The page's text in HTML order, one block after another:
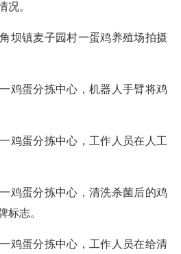
况。
坝镇麦子园村一蛋鸡养殖场拍摄
鸡蛋分拣中心，机器人手臂将鸡
鸡蛋分拣中心，工作人员在人工
鸡蛋分拣中心，清洗杀菌后的鸡
标志。
鸡蛋分拣中心，工作人员在给清